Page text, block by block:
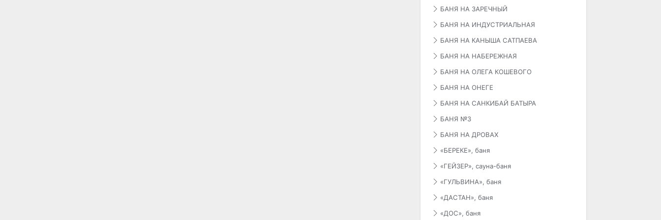
БАНЯ НА ЗАРЕЧНЫЙ
БАНЯ НА ИНДУСТРИАЛЬНАЯ
БАНЯ НА КАНЫША САТПАЕВА
БАНЯ НА НАБЕРЕЖНАЯ
БАНЯ НА ОЛЕГА КОШЕВОГО
БАНЯ НА ОНЕГЕ
БАНЯ НА САНКИБАЙ БАТЫРА
БАНЯ №3
БАНЯ НА ДРОВАХ
«БЕРЕКЕ», баня
«ГЕЙЗЕР», сауна-баня
«ГУЛЬВИНА», баня
«ДАСТАН», баня
«ДОС», баня